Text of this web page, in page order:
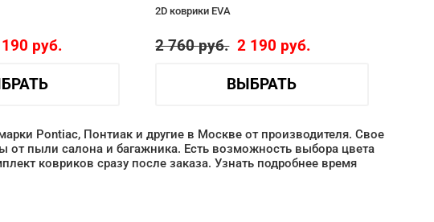
руб.
2D коврики EVA
2 760руб. 2 190 руб.
ВЫБРАТЬ
Pontiac, Понтиак и другие в Москве от производителя. Свое
пыли салона и багажника. Есть возможность выбора цвета
ковриков сразу после заказа. Узнать подробнее время